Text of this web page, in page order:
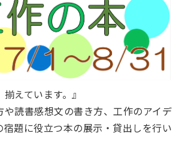
えています。』
や読書感想文の書き方、工作のアイデ
宿題に役立つ本の展示・貸出しを行い